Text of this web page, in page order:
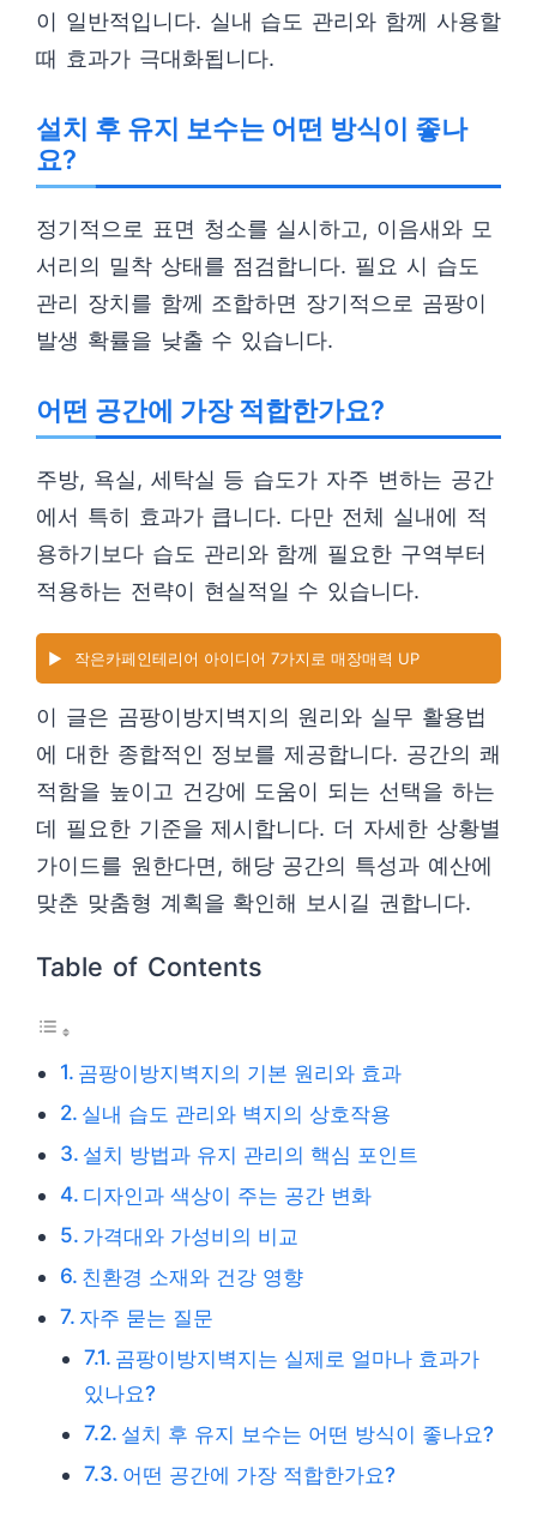
이 일반적입니다. 실내 습도 관리와 함께 사용할
때 효과가 극대화됩니다.
설치 후 유지 보수는 어떤 방식이 좋나
요?
정기적으로 표면 청소를 실시하고, 이음새와 모
서리의 밀착 상태를 점검합니다. 필요 시 습도
관리 장치를 함께 조합하면 장기적으로 곰팡이
발생 확률을 낮출 수 있습니다.
어떤 공간에 가장 적합한가요?
주방, 욕실, 세탁실 등 습도가 자주 변하는 공간
에서 특히 효과가 큽니다. 다만 전체 실내에 적
용하기보다 습도 관리와 함께 필요한 구역부터
적용하는 전략이 현실적일 수 있습니다.
▶️ 작은카페인테리어 아이디어 7가지로 매장매력 UP
이 글은 곰팡이방지벽지의 원리와 실무 활용법
에 대한 종합적인 정보를 제공합니다. 공간의 쾌
적함을 높이고 건강에 도움이 되는 선택을 하는
데 필요한 기준을 제시합니다. 더 자세한 상황별
가이드를 원한다면, 해당 공간의 특성과 예산에
맞춘 맞춤형 계획을 확인해 보시길 권합니다.
Table of Contents
곰팡이방지벽지의 기본 원리와 효과
실내 습도 관리와 벽지의 상호작용
설치 방법과 유지 관리의 핵심 포인트
디자인과 색상이 주는 공간 변화
가격대와 가성비의 비교
친환경 소재와 건강 영향
자주 묻는 질문
곰팡이방지벽지는 실제로 얼마나 효과가
있나요?
설치 후 유지 보수는 어떤 방식이 좋나요?
어떤 공간에 가장 적합한가요?